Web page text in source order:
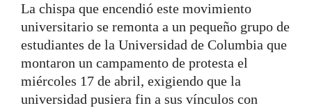
La chispa que encendió este movimiento
universitario se remonta a un pequeño grupo de
estudiantes de la Universidad de Columbia que
montaron un campamento de protesta el
miércoles 17 de abril, exigiendo que la
universidad pusiera fin a sus vínculos con